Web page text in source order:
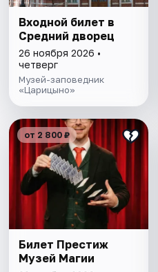
Входной билет в
Средний дворец
26 ноября 2026 •
четверг
Музей-заповедник
«Царицыно»
от 2 800 ₽
Билет Престиж
Музей Магии